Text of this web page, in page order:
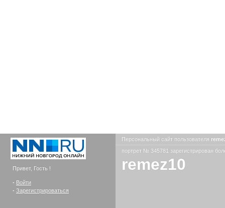
Привет, Гость !
- Войти
- Зарегистрироваться
Персональный сайт пользователя
портрет № 345781 зарегистрирован
remez10